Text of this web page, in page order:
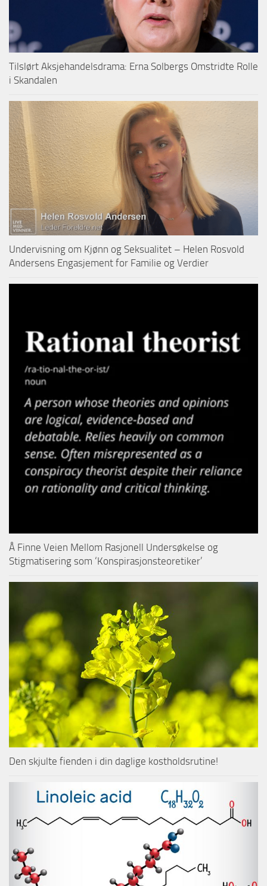
Tilslørt Aksjehandelsdrama: Erna Solbergs Omstridte Rolle
i Skandalen
Undervisning om Kjønn og Seksualitet – Helen Rosvold
Andersens Engasjement for Familie og Verdier
Å Finne Veien Mellom Rasjonell Undersøkelse og
Stigmatisering som ‘Konspirasjonsteoretiker’
Den skjulte fienden i din daglige kostholdsrutine!